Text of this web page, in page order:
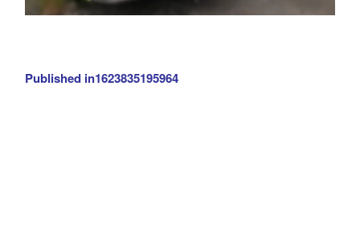
投
Published in1623835195964